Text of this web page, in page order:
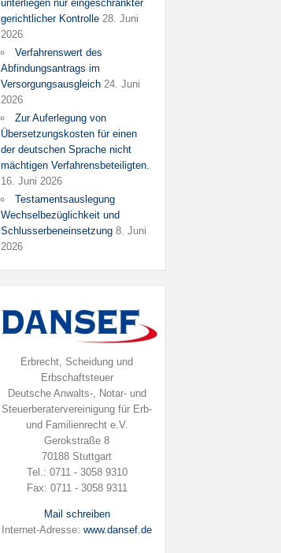
unterliegen nur eingeschränkter
gerichtlicher Kontrolle 28. Juni
2026
Verfahrenswert des
Abfindungsantrags im
Versorgungsausgleich 24. Juni
2026
Zur Auferlegung von
Übersetzungskosten für einen
der deutschen Sprache nicht
mächtigen Verfahrensbeteiligten.
16. Juni 2026
Testamentsauslegung
Wechselbezüglichkeit und
Schlusserbeneinsetzung 8. Juni
2026
Erbrecht, Scheidung und
Erbschaftsteuer
Deutsche Anwalts-, Notar- und
Steuerberatervereinigung für Erb-
und Familienrecht e.V.
Gerokstraße 8
70188 Stuttgart
Tel.: 0711 - 3058 9310
Fax: 0711 - 3058 9311
Mail schreiben
Internet-Adresse:www.dansef.de